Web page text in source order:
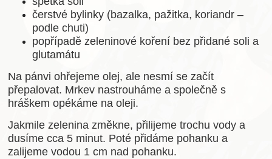
čerstvé bylinky (bazalka, pažitka, koriandr –
podle chuti)
popřípadě zeleninové koření bez přidané soli a
glutamátu
Na pánvi ohřejeme olej, ale nesmí se začít
přepalovat. Mrkev nastrouháme a společně s
hráškem opékáme na oleji.
Jakmile zelenina změkne, přilijeme trochu vody a
dusíme cca 5 minut. Poté přidáme pohanku a
zalijeme vodou 1 cm nad pohanku.